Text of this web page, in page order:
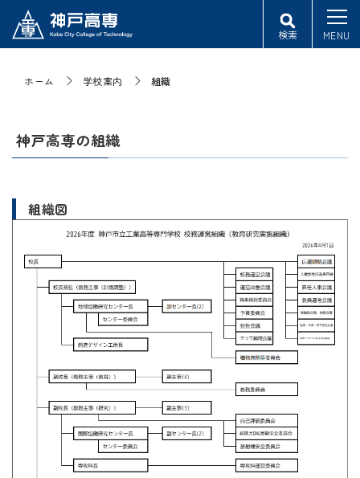
検索 MENU
ホーム 学校案内 組織
神戸高専の組織
組織図